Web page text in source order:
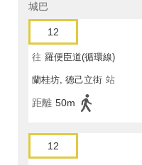
城巴
12
往 羅便臣道(循環線)
蘭桂坊, 德己立街 站
距離 50m
12